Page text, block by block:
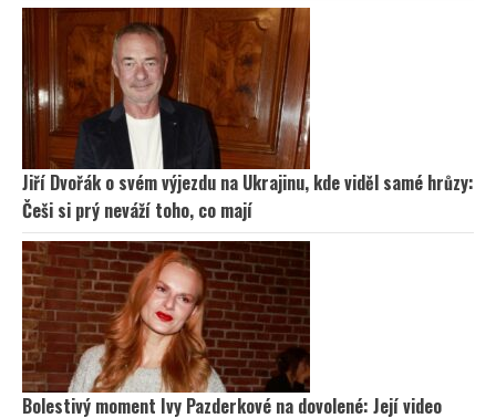
Jiří Dvořák o svém výjezdu na Ukrajinu, kde viděl samé hrůzy:
Češi si prý neváží toho, co mají
Bolestivý moment Ivy Pazderkové na dovolené: Její video